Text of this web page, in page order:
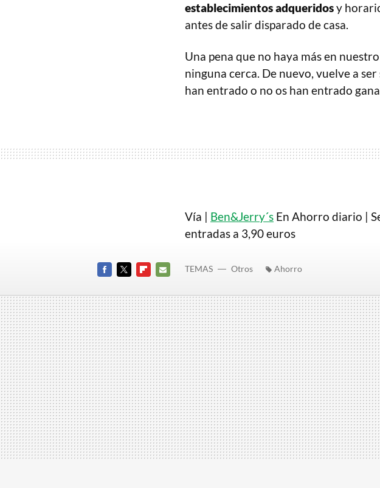
establecimientos adqueridosy
antes de salir disparado de casa.
Una pena que no haya más en
ninguna cerca. De nuevo, vuelve a
han entrado o no os han entrado
Vía | Ben&Jerry´s En Ahorro diario |
entradas a 3,90 euros
MAIL
TEMAS Otros Ahorro